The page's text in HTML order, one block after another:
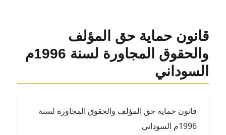
قانون حماية حق المؤلف
والحقوق المجاورة لسنة 1996م
السوداني
قانون حماية حق المؤلف والحقوق المجاورة لسنة
1996م السوداني